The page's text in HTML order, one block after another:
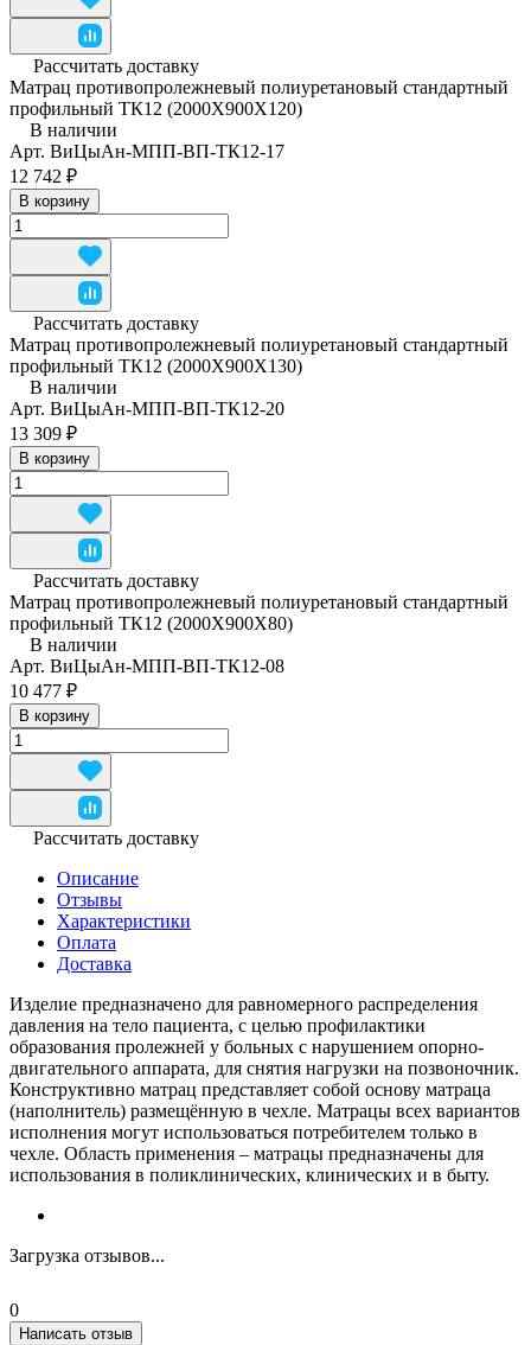
Рассчитать доставку
Матрац противопролежневый полиуретановый стандартный
профильный ТК12 (2000Х900Х120)
В наличии
Арт. ВиЦыАн-МПП-ВП-ТК12-17
12 742 ₽
В корзину
Рассчитать доставку
Матрац противопролежневый полиуретановый стандартный
профильный ТК12 (2000Х900Х130)
В наличии
Арт. ВиЦыАн-МПП-ВП-ТК12-20
13 309 ₽
В корзину
Рассчитать доставку
Матрац противопролежневый полиуретановый стандартный
профильный ТК12 (2000Х900Х80)
В наличии
Арт. ВиЦыАн-МПП-ВП-ТК12-08
10 477 ₽
В корзину
Рассчитать доставку
Описание
Отзывы
Характеристики
Оплата
Доставка
Изделие предназначено для равномерного распределения
давления на тело пациента, с целью профилактики
образования пролежней у больных с нарушением опорно-
двигательного аппарата, для снятия нагрузки на позвоночник.
Конструктивно матрац представляет собой основу матраца
(наполнитель) размещённую в чехле. Матрацы всех вариантов
исполнения могут использоваться потребителем только в
чехле. Область применения – матрацы предназначены для
использования в поликлинических, клинических и в быту.
Загрузка отзывов...
0
Написать отзыв